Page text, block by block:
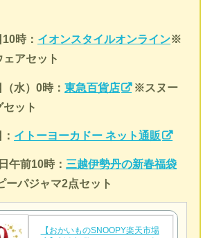
時： イオンスタイルオンライン※
アセット
水）0時：東急百貨店 ※スヌー
セット
イトーヨーカドー ネット通販
午前10時： 三越伊勢丹の新春福袋
ーパジャマ2点セット
【おかいものSNOOPY楽天市場